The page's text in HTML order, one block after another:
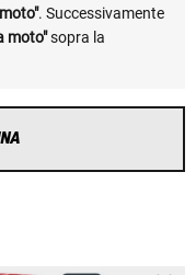
. Successivamente
moto"sopra la